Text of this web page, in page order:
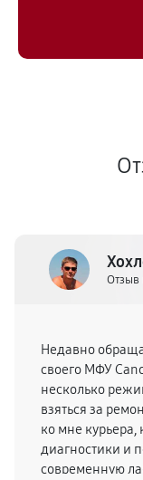
Отзыв
Недавно
своего МФУ
несколько
взяться за
ко мне
диагностики и
современную